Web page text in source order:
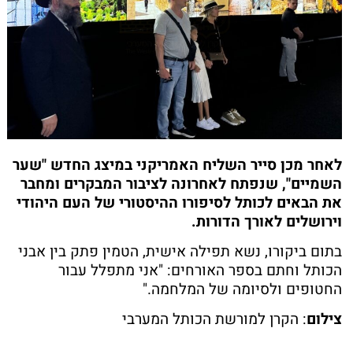
לאחר מכן סייר השליח האמריקני במיצג החדש "שער
השמיים", שנפתח לאחרונה לציבור המבקרים ומחבר
את הבאים לכותל לסיפורו ההיסטורי של העם היהודי
וירושלים לאורך הדורות.
בתום ביקורו, נשא תפילה אישית, הטמין פתק בין אבני
הכותל וחתם בספר האורחים: "אני מתפלל עבור
החטופים ולסיומה של המלחמה."
צילום: הקרן למורשת הכותל המערבי